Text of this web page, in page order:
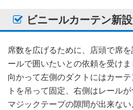
ビニールカーテン新設
席数を広げるために、店頭で席
ールで囲いたいとの依頼を受けま
向かって左側のダクトにはカー
トを吊って固定、右側はレール
マジックテープの隙間が出来ない